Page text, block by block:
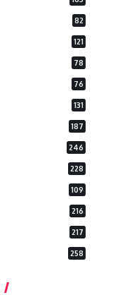
82
121
78
76
131
187
246
228
109
216
217
258